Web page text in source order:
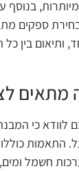
בנוסף
ספקים
ותיאום בין
מתאים
לוודא כי
התאמות
חשמל